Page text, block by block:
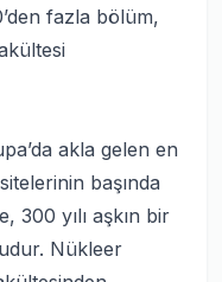
fazla bölüm,
akla gelen en
başında
300 yılı aşkın bir
Nükleer